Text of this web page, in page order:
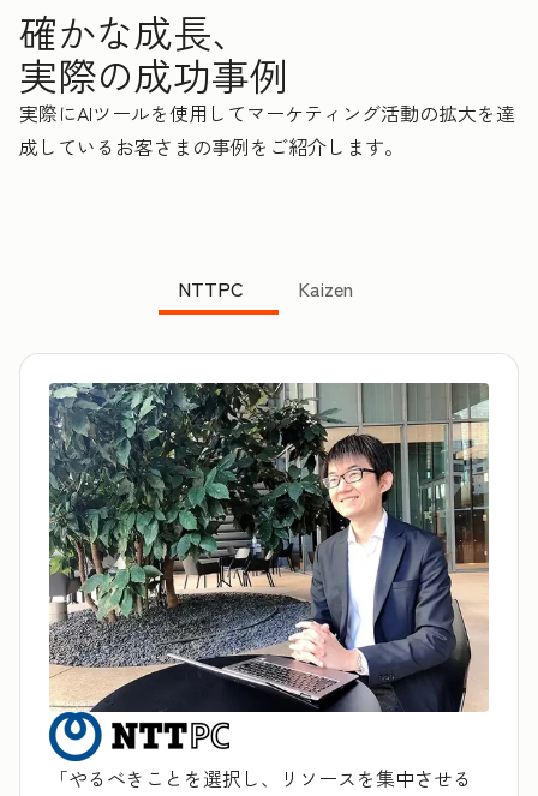
確かな成長、
実際の成功事例
実際にAIツールを使用してマーケティング活動の拡大を達
成しているお客さまの事例をご紹介します。
NTTPC Kaizen
「やるべきことを選択し、リソースを集中させる